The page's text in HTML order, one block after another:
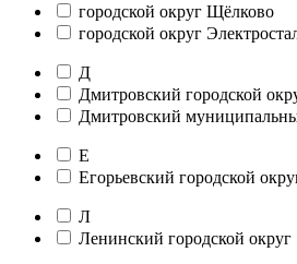
городской округ Щёлково
городской округ
Д
Дмитровский городской
Дмитровский
Е
Егорьевский городской
Л
Ленинский городской округ